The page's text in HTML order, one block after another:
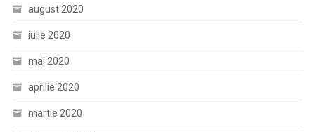
august 2020
iulie 2020
mai 2020
aprilie 2020
martie 2020